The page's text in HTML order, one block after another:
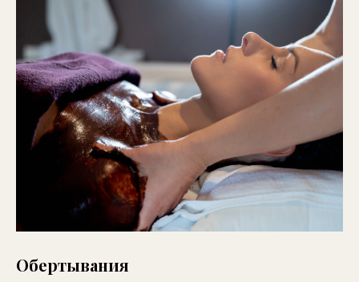
Обертывания